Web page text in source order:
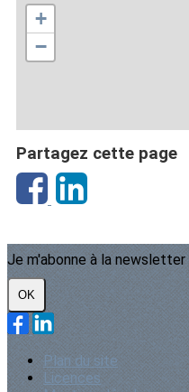
+
−
Partagez cette page
Je m'abonne à la newsletter
OK
Plan du site
Licences